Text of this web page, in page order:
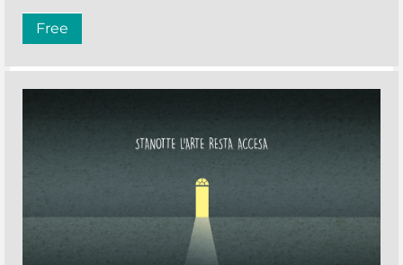
Free